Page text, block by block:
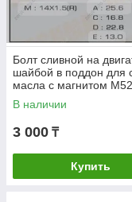
Болт сливной на
шайбой в поддон для
масла с магнитом M52
MASUMA
В наличии
3 000 ₸
Купить